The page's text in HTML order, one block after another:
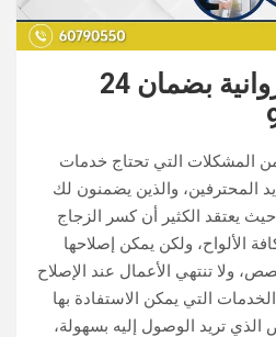
تركيب زجاج الفروانية بضمان 24
المشكلات التي تحتاج خدمات
المحترفين، والذين يضمنون لك
يعتقد الكثير أن كسر الزجاج
الألواح، ولكن يمكن إصلاحها
ولا تنتهي الأعمال عند الإصلاح
التي يمكن الاستفادة بها
تريد الوصول إليه بسهولة،